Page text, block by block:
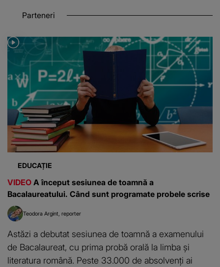
Parteneri
EDUCAȚIE
VIDEO A început sesiunea de toamnă a
Bacalaureatului. Când sunt programate probele scrise
Teodora Argint reporter
Astăzi a debutat sesiunea de toamnă a examenului
de Bacalaureat, cu prima probă orală la limba și
literatura română. Peste 33.000 de absolvenți ai